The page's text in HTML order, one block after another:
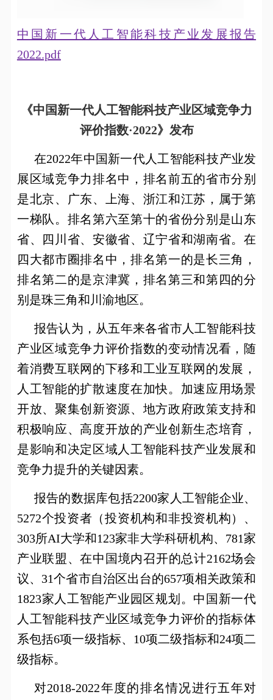
中国新一代人工智能科技产业发展报告
2022.pdf
《中国新一代人工智能科技产业区域竞争力
评价指数·2022》发布
在2022年中国新一代人工智能科技产业发
展区域竞争力排名中，排名前五的省市分别
是北京、广东、上海、浙江和江苏，属于第
一梯队。排名第六至第十的省份分别是山东
省、四川省、安徽省、辽宁省和湖南省。在
四大都市圈排名中，排名第一的是长三角，
排名第二的是京津冀，排名第三和第四的分
别是珠三角和川渝地区。
报告认为，从五年来各省市人工智能科技
产业区域竞争力评价指数的变动情况看，随
着消费互联网的下移和工业互联网的发展，
人工智能的扩散速度在加快。加速应用场景
开放、聚集创新资源、地方政府政策支持和
积极响应、高度开放的产业创新生态培育，
是影响和决定区域人工智能科技产业发展和
竞争力提升的关键因素。
报告的数据库包括2200家人工智能企业、
5272个投资者（投资机构和非投资机构）、
303所AI大学和123家非大学科研机构、 781家
产业联盟、在中国境内召开的总计2162场会
议、 31个省市自治区出台的657项相关政策和
1823家人工智能产业园区规划。中国新一代
人工智能科技产业区域竞争力评价的指标体
系包括6项一级指标、 10项二级指标和24项二
级指标。
对2018-2022年度的排名情况进行五年对